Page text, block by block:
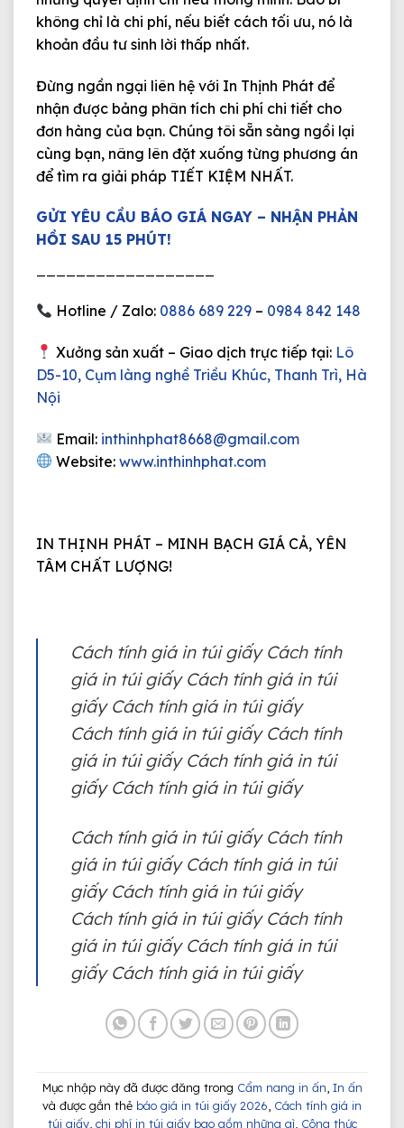
không chỉ là chi phí, nếu biết cách tối ưu, nó là
khoản đầu tư sinh lời thấp nhất.
Đừng ngần ngại liên hệ với In Thịnh Phát để
nhận được bảng phân tích chi phí chi tiết cho
đơn hàng của bạn. Chúng tôi sẵn sàng ngồi lại
cùng bạn, nâng lên đặt xuống từng phương án
để tìm ra giải pháp TIẾT KIỆM NHẤT.
GỬI YÊU CẦU BÁO GIÁ NGAY – NHẬN PHẢN
HỒI SAU 15 PHÚT!
Hotline / Zalo: 0886 689 229 – 0984 842 148
Xưởng sản xuất – Giao dịch trực tiếp tại: Lô
D5-10, Cụm làng nghề Triều Khúc, Thanh Trì, Hà
Nội
Email: inthinhphat8668@gmail.com
Website: www.inthinhphat.com
IN THỊNH PHÁT – MINH BẠCH GIÁ CẢ, YÊN
TÂM CHẤT LƯỢNG!
Cách tính giá in túi giấy Cách tính
giá in túi giấy Cách tính giá in túi
giấy Cách tính giá in túi giấy
Cách tính giá in túi giấy Cách tính
giá in túi giấy Cách tính giá in túi
giấy Cách tính giá in túi giấy
Cách tính giá in túi giấy Cách tính
giá in túi giấy Cách tính giá in túi
giấy Cách tính giá in túi giấy
Cách tính giá in túi giấy Cách tính
giá in túi giấy Cách tính giá in túi
giấy Cách tính giá in túi giấy
Mục nhập này đã được đăng trong Cẩm nang in ấn, In ấn
và được gắn thẻ báo giá in túi giấy 2026, Cách tính giá in
túi giấy, chi phí in túi giấy bao gồm những gì, Công thức